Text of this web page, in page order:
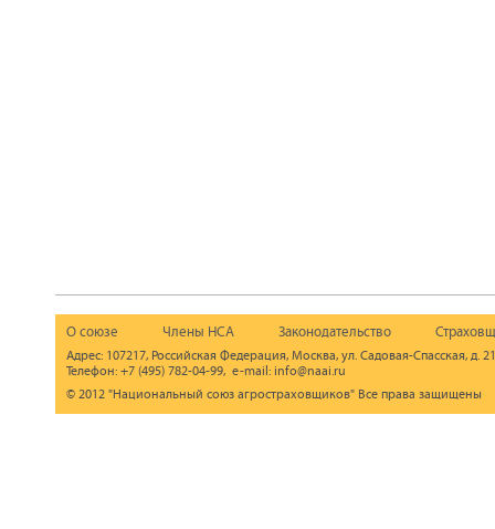
О союзе Члены НСА Законодательство
Адрес: 107217, Российская Федерация, Москва, ул. Садовая-Спасская, д.
Телефон: +7 (495) 782-04-99, e-mail: info@naai.ru
© 2012 "Национальный союз агростраховщиков" Все права защищены